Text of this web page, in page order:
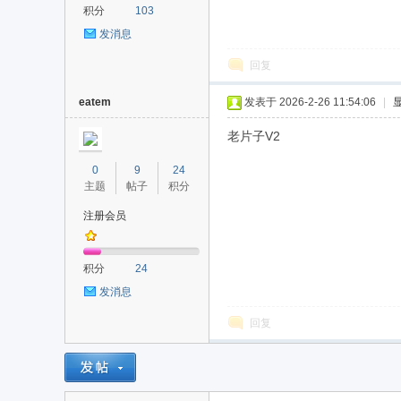
积分
103
发消息
回复
eatem
0
主题
9
帖子
24
积分
注册会员
积分
24
发消息
发表于 2026-2-26 11:54:06
老片子V2
回复